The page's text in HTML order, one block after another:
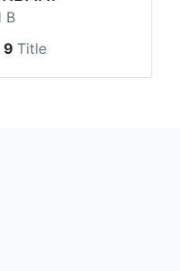
B
9 Title